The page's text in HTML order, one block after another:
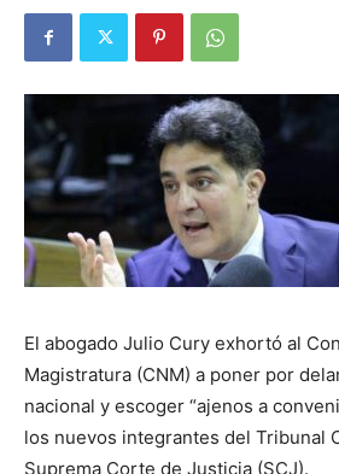
El abogado Julio Cury exhortó al
Magistratura (CNM) a poner por
nacional y escoger “ajenos a
los nuevos integrantes del Tribunal
Suprema Corte de Justicia (SCJ).